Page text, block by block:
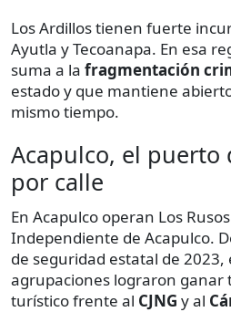
Los Ardillos tienen fuerte
Ayutla y Tecoanapa. En esa
suma a la fragmentación
estado y que mantiene
mismo tiempo.
Acapulco, el puerto
por calle
En Acapulco operan Los
Independiente de Acapulco.
de seguridad estatal de 2023,
agrupaciones lograron
turístico frente al CJNG y al